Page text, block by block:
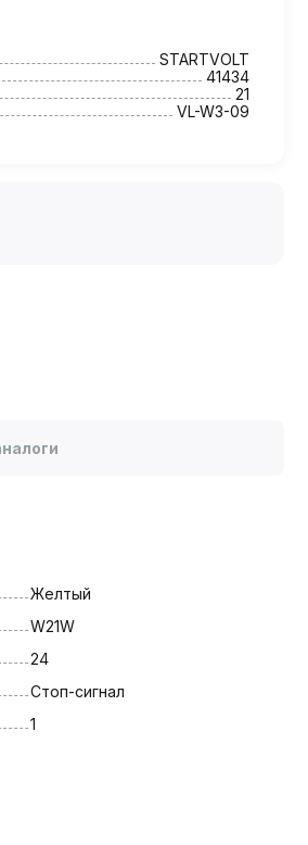
STARTVOLT
41434
21
VL-W3-09
Желтый
W21W
24
Стоп-сигнал
1